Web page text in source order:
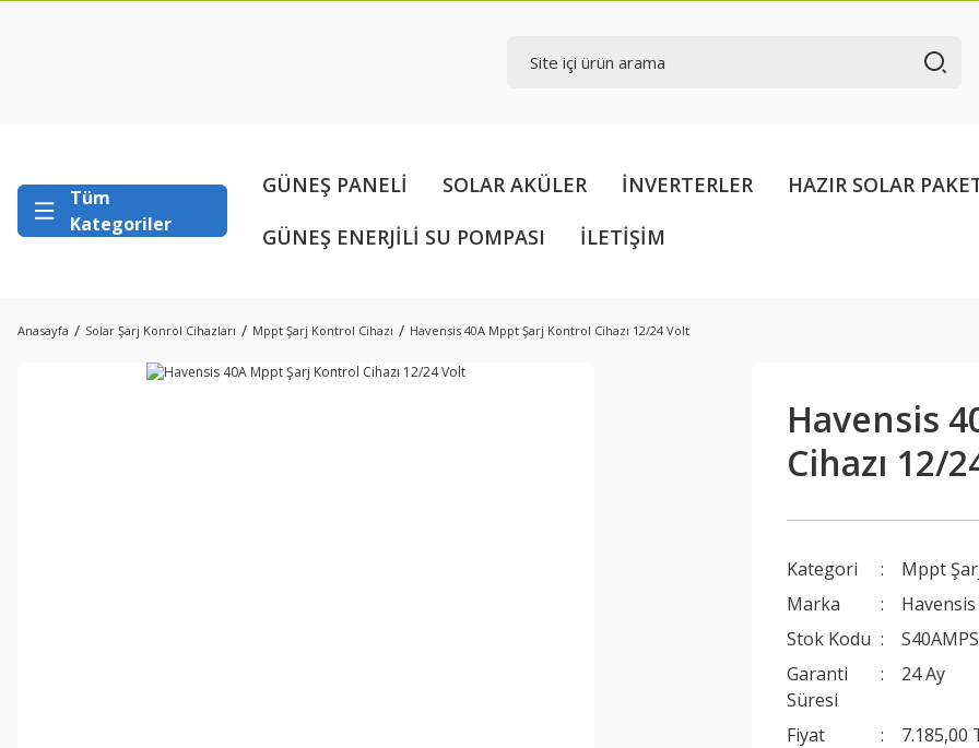
Tüm
Kategoriler
GÜNEŞ PANELİ SOLAR AKÜLER İNVERTERLER
HAZIR SOLAR
GÜNEŞ ENERJİLİ SU POMPASI
İLETİŞİM
Anasayfa Solar Şarj Konrol Cihazları Mppt Şarj Kontrol Cihazı Havensis 40A Mppt Şarj Kontrol Cihazı 12/24 Volt
Havensis
Cihazı 12/
Kategori
Mppt
Marka
Havensis
Stok Kodu
S40AMPS
Garanti
Süresi
24 Ay
Fiyat
7.185,00